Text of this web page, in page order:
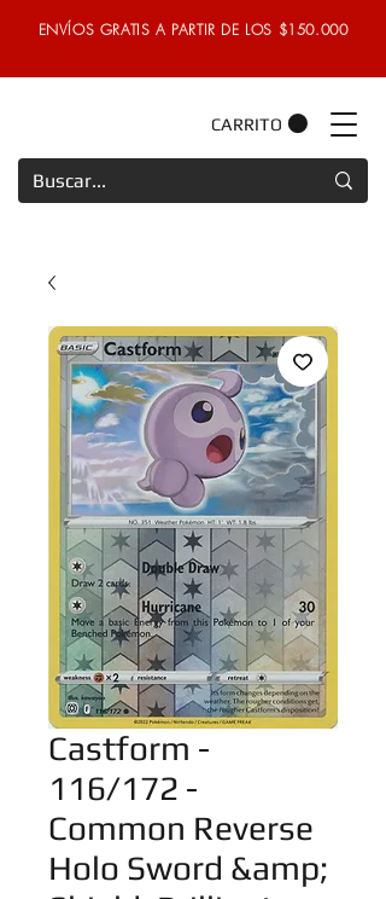
ENVÍOS GRATIS A PARTIR DE LOS $150.000
CARRITO
Castform -
116/172 -
Common Reverse
Holo Sword &amp;